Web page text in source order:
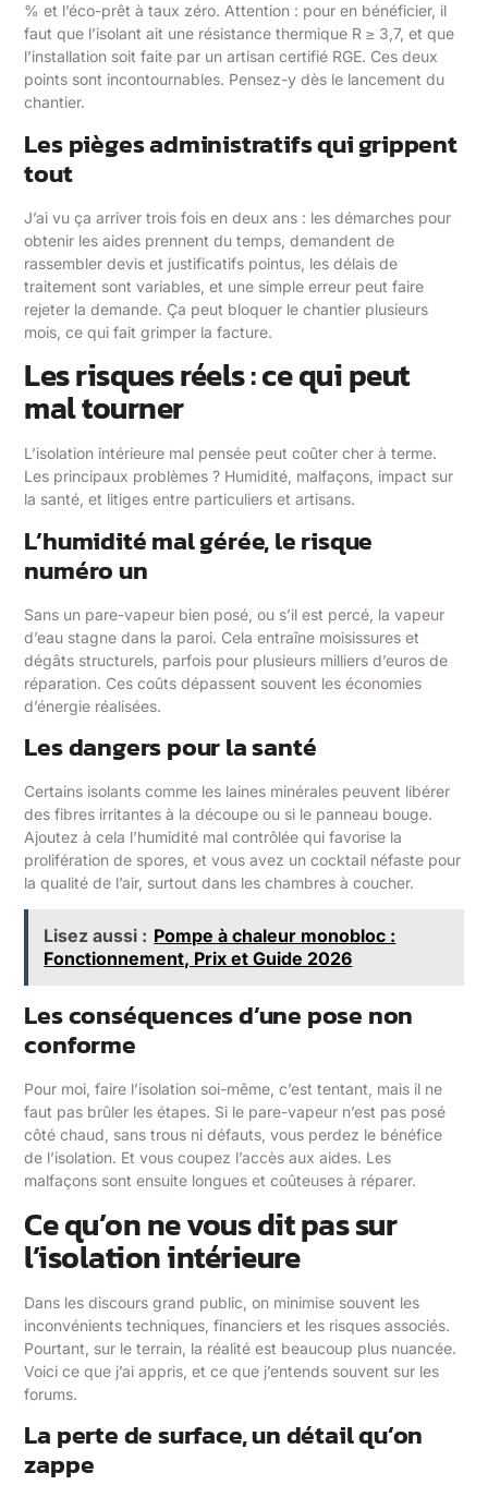
% et l’éco-prêt à taux zéro. Attention : pour en bénéficier, il
faut que l’isolant ait une résistance thermique R ≥ 3,7, et que
l’installation soit faite par un artisan certifié RGE. Ces deux
points sont incontournables. Pensez-y dès le lancement du
chantier.
Les pièges administratifs qui grippent
tout
J’ai vu ça arriver trois fois en deux ans : les démarches pour
obtenir les aides prennent du temps, demandent de
rassembler devis et justificatifs pointus, les délais de
traitement sont variables, et une simple erreur peut faire
rejeter la demande. Ça peut bloquer le chantier plusieurs
mois, ce qui fait grimper la facture.
Les risques réels : ce qui peut
mal tourner
L’isolation intérieure mal pensée peut coûter cher à terme.
Les principaux problèmes ? Humidité, malfaçons, impact sur
la santé, et litiges entre particuliers et artisans.
L’humidité mal gérée, le risque
numéro un
Sans un pare-vapeur bien posé, ou s’il est percé, la vapeur
d’eau stagne dans la paroi. Cela entraîne moisissures et
dégâts structurels, parfois pour plusieurs milliers d’euros de
réparation. Ces coûts dépassent souvent les économies
d’énergie réalisées.
Les dangers pour la santé
Certains isolants comme les laines minérales peuvent libérer
des fibres irritantes à la découpe ou si le panneau bouge.
Ajoutez à cela l’humidité mal contrôlée qui favorise la
prolifération de spores, et vous avez un cocktail néfaste pour
la qualité de l’air, surtout dans les chambres à coucher.
Lisez aussi : Pompe à chaleur monobloc :
Fonctionnement, Prix et Guide 2026
Les conséquences d’une pose non
conforme
Pour moi, faire l’isolation soi-même, c’est tentant, mais il ne
faut pas brûler les étapes. Si le pare-vapeur n’est pas posé
côté chaud, sans trous ni défauts, vous perdez le bénéfice
de l’isolation. Et vous coupez l’accès aux aides. Les
malfaçons sont ensuite longues et coûteuses à réparer.
Ce qu’on ne vous dit pas sur
l’isolation intérieure
Dans les discours grand public, on minimise souvent les
inconvénients techniques, financiers et les risques associés.
Pourtant, sur le terrain, la réalité est beaucoup plus nuancée.
Voici ce que j’ai appris, et ce que j’entends souvent sur les
forums.
La perte de surface, un détail qu’on
zappe